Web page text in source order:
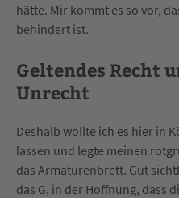
hätte. Mir kommt es so vor,
behindert ist.
Geltendes Recht
Unrecht
Deshalb wollte ich es hier in
lassen und legte meinen
das Armaturenbrett. Gut
das G, in der Hoffnung, dass